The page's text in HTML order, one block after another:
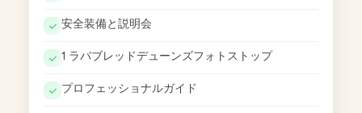
安全装備と説明会
1 ラバブレッドデューンズフォトストップ
プロフェッショナルガイド